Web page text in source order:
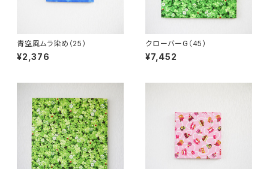
青空風ムラ染め（25）
¥2,376
クローバーG（45）
¥7,452